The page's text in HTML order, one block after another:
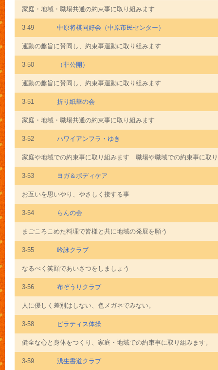
家庭・地域・職場共通の約束事に取り組みます
3-49 中原将棋同好会（中原市民センター）
運動の趣旨に賛同し、約束事運動に取り組みます
3-50 （非公開）
運動の趣旨に賛同し、約束事運動に取り組みます
3-51 折り紙華の会
家庭・地域・職場共通の約束事に取り組みます
3-52 ハワイアンフラ・ゆき
家庭や地域での約束事に取り組みます 職場や職域での約束事に取
3-53 ヨガ＆ボディケア
お互いを思いやり、やさしく接する事
3-54 らんの会
まごころこめた料理で皆様と共に地域の発展を願う
3-55 吟詠クラブ
なるべく笑顔であいさつをしましょう
3-56 布ぞうりクラブ
人に優しく差別はしない、色メガネでみない。
3-58 ピラティス体操
健全な心と身体をつくり、家庭・地域での約束事に取り組みます。
3-59 浅生書道クラブ